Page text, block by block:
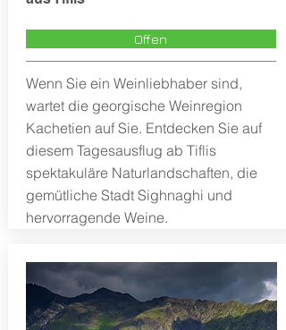
Offen
Wenn Sie ein Weinliebhaber sind,
wartet die georgische Weinregion
Kachetien auf Sie. Entdecken Sie auf
diesem Tagesausflug ab Tiflis
spektakuläre Naturlandschaften, die
gemütliche Stadt Sighnaghi und
hervorragende Weine.